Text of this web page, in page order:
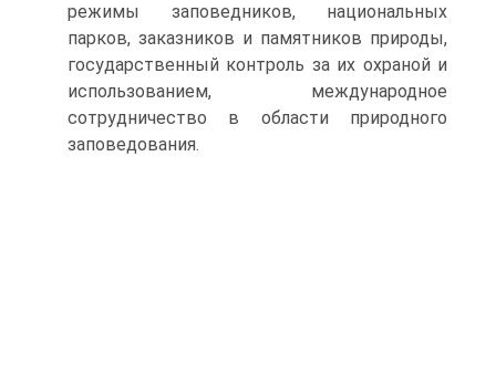
режимы заповедников, националь­ных
парков, заказников и памятников природы,
государственный кон­троль за их охраной и
использованием, международное
сотрудничест­во в области природного
заповедования.